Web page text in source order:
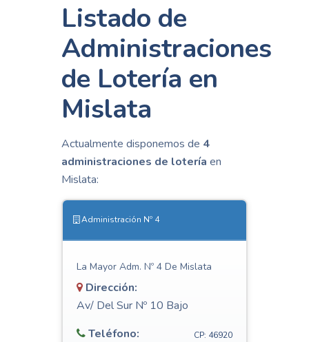
Listado de
Administraciones
de Lotería en
Mislata
Actualmente disponemos de 4
administraciones de lotería en
Mislata:
Administración Nº 4
La Mayor Adm. Nº 4 De Mislata
Dirección:
Av/ Del Sur Nº 10 Bajo
CP: 46920
Teléfono: